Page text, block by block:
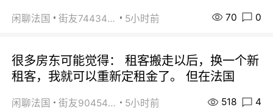
闲聊法国 街友74434350 5小时前 70 0
很多房东可能觉得： 租客搬走以后，换一个新
租客，我就可以重新定租金了。 但在法国
闲聊法国 街友90454511 5小时前 518 4